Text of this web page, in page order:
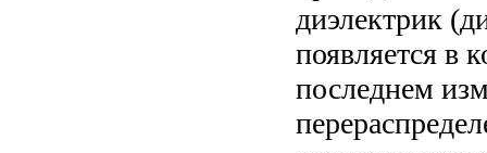
диэлектрик
появляется в
последнем